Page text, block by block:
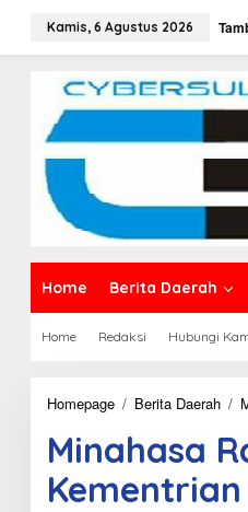
Kamis, 6 Agustus 2026
Home Berita Daerah
Home Redaksi Hubungi
Homepage / Berita Daerah /
Minahasa
Kementrian